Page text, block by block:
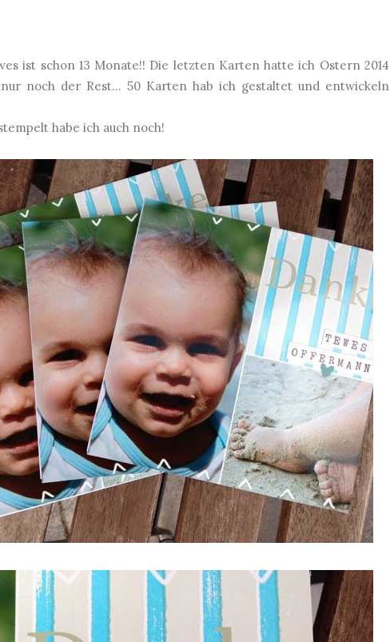
ist schon 13 Monate!! Die letzten Karten hatte ich Ostern 2014
noch der Rest... 50 Karten hab ich gestaltet und entwickeln
habe ich auch noch!